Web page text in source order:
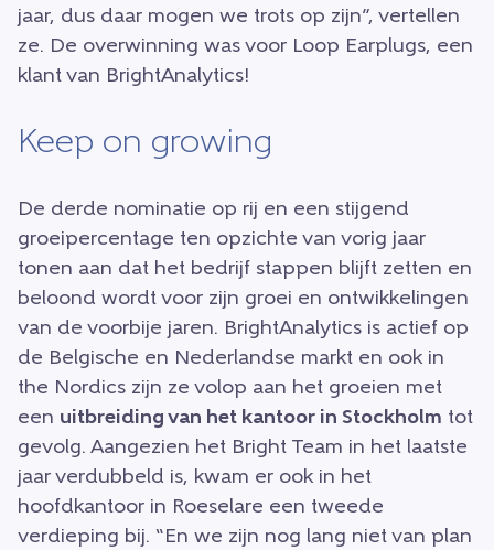
jaar, dus daar mogen we trots op zijn”, vertellen
ze. De overwinning was voor Loop Earplugs, een
klant van BrightAnalytics!
Keep on growing
De derde nominatie op rij en een stijgend
groeipercentage ten opzichte van vorig jaar
tonen aan dat het bedrijf stappen blijft zetten en
beloond wordt voor zijn groei en ontwikkelingen
van de voorbije jaren. BrightAnalytics is actief op
de Belgische en Nederlandse markt en ook in
the Nordics zijn ze volop aan het groeien met
een uitbreiding van het kantoor in Stockholm tot
gevolg. Aangezien het Bright Team in het laatste
jaar verdubbeld is, kwam er ook in het
hoofdkantoor in Roeselare een tweede
verdieping bij. “En we zijn nog lang niet van plan